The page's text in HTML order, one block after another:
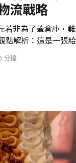
流戰略
若非為了蓋倉庫，
點解析：這是一張
一場跳脫餐飲外送，
小時達」的物流戰
分鐘